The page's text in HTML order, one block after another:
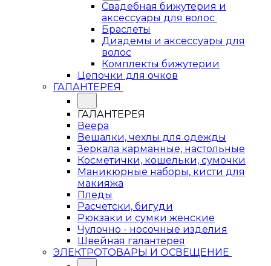
Свадебная бижутерия и
аксессуары для волос
Браслеты
Диадемы и аксессуары для
волос
Комплекты бижутерии
Цепочки для очков
ГАЛАНТЕРЕЯ
ГАЛАНТЕРЕЯ
Веера
Вешалки, чехлы для одежды
Зеркала карманные, настольные
Косметички, кошельки, сумочки
Маникюрные наборы, кисти для
макияжа
Пледы
Расчетски, бигуди
Рюкзаки и сумки женские
Чулочно - носочные изделия
Швейная галантерея
ЭЛЕКТРОТОВАРЫ И ОСВЕЩЕНИЕ